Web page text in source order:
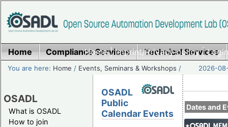
Home|Imprint/Privacy policy|
Home Compliance Services Technical Services
You are here: Home / Events, Seminars & Workshops / 2026-
OSADL
What is OSADL
How to join
Dates and
OSADL
Public
Calendar Events